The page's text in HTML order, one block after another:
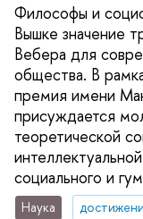
Философы и
Вышке значение
Вебера для
общества. В
премия имени
присуждается
теоретической
социального и
Наука